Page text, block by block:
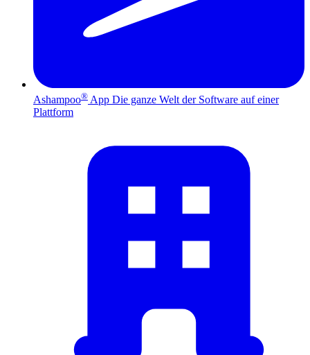
Ashampoo® App Die ganze Welt der Software auf einer
Plattform